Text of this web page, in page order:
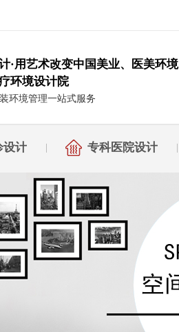
·用艺术改变中国美业、医美环境
环境设计院
环境管理一站式服务
设计 专科医院设计